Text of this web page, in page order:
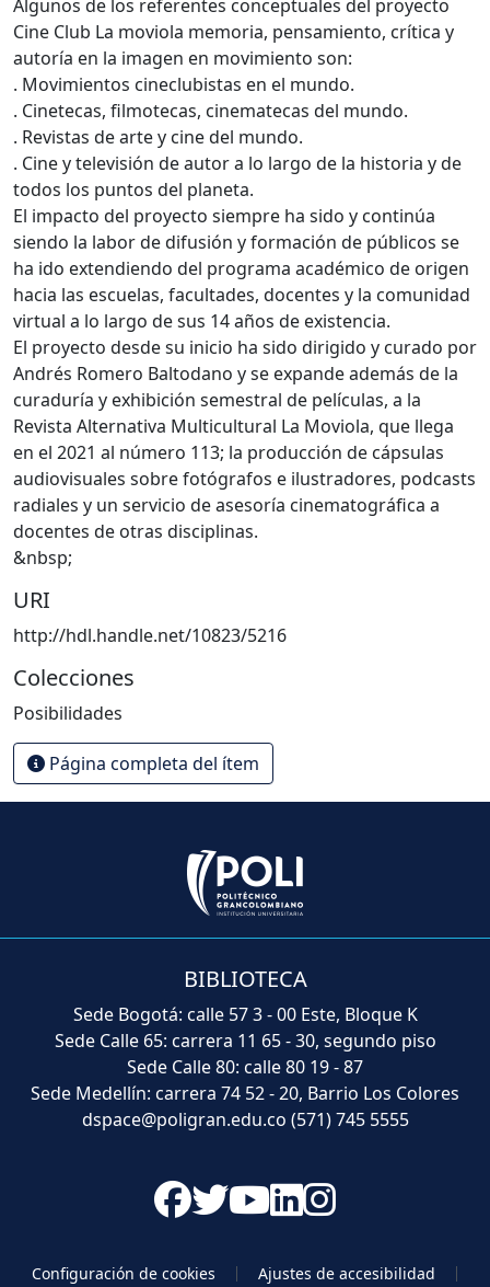
Algunos de los referentes conceptuales del proyecto
Cine Club La moviola memoria, pensamiento, crítica y
autoría en la imagen en movimiento son:
. Movimientos cineclubistas en el mundo.
. Cinetecas, filmotecas, cinematecas del mundo.
. Revistas de arte y cine del mundo.
. Cine y televisión de autor a lo largo de la historia y de
todos los puntos del planeta.
El impacto del proyecto siempre ha sido y continúa
siendo la labor de difusión y formación de públicos se
ha ido extendiendo del programa académico de origen
hacia las escuelas, facultades, docentes y la comunidad
virtual a lo largo de sus 14 años de existencia.
El proyecto desde su inicio ha sido dirigido y curado por
Andrés Romero Baltodano y se expande además de la
curaduría y exhibición semestral de películas, a la
Revista Alternativa Multicultural La Moviola, que llega
en el 2021 al número 113; la producción de cápsulas
audiovisuales sobre fotógrafos e ilustradores, podcasts
radiales y un servicio de asesoría cinematográfica a
docentes de otras disciplinas.
&nbsp;
URI
http://hdl.handle.net/10823/5216
Colecciones
Posibilidades
Página completa del ítem
BIBLIOTECA
Sede Bogotá: calle 57 3 - 00 Este, Bloque K
Sede Calle 65: carrera 11 65 - 30, segundo piso
Sede Calle 80: calle 80 19 - 87
Sede Medellín: carrera 74 52 - 20, Barrio Los Colores
dspace@poligran.edu.co (571) 745 5555
Configuración de cookies Ajustes de accesibilidad